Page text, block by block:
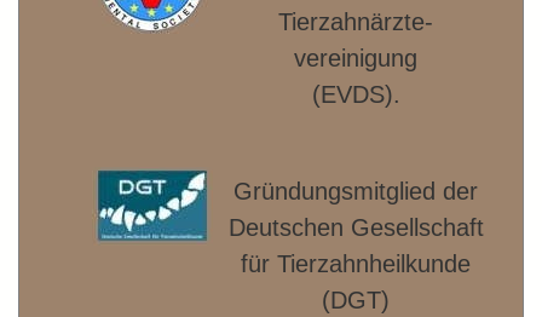
Tierzahnärzte­
vereinigung
(EVDS).
Gründungsmitglied der
Deut­schen Gesellschaft
für Tierzahnheilkunde
(DGT)